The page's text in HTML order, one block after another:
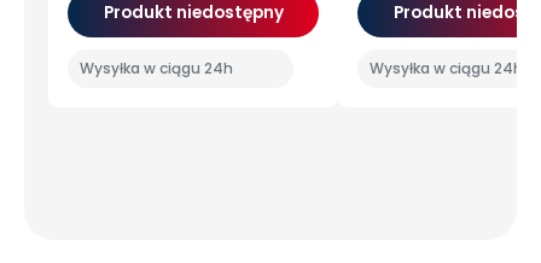
Produkt niedostępny
Wysyłka w ciągu 24h
Produkt
Wysyłka w ciągu 24h